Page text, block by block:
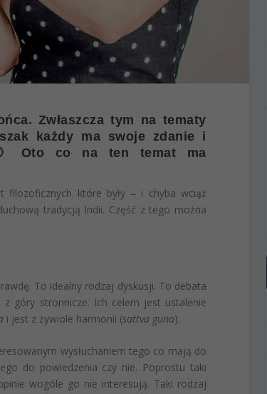
Zwłaszcza tym na tematy
każdy ma swoje zdanie i
Oto co na ten temat ma
filozoficznych które były – i chyba wciąż
tradycją Indii. Część z tego można
To idealny rodzaj dyskusji. To debata
góry stronnicze. Ich celem jest ustalenie
i jest z żywiole harmonii (sattva guna).
wysłuchaniem tego co mają do
do powiedzenia czy nie. Poprostu taki
wogóle go nie interesują. Taki rodzaj